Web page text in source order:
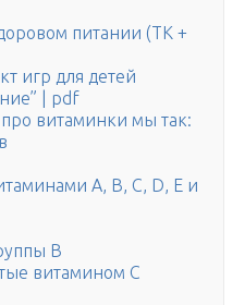
питании (ТК +
игр для детей
| pdf
витаминки мы так:
А, В, С, D, Е и
В
витамином С